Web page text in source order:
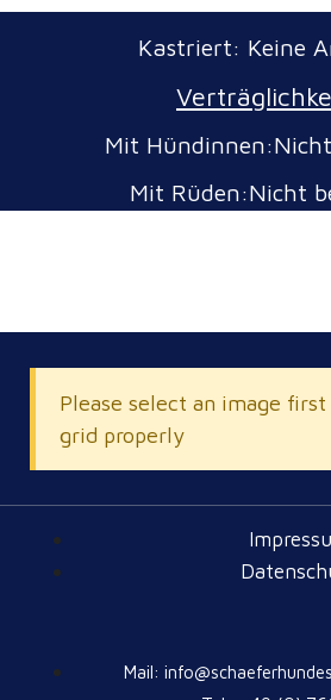
Kastriert: Keine
Mit
Mit Rüden:Nicht
Please select an image
grid properly
Mail: